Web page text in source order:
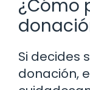
¿Cómo
Si decides
donación,